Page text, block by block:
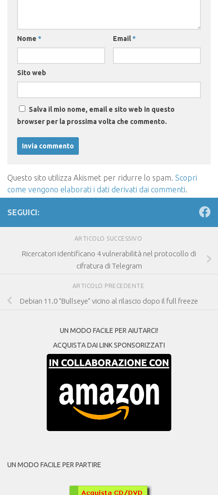
Nome * Email*
Sito web
Salva il mio nome, email e sito web in questo
browser per la prossima volta che commento.
Questo sito utilizza Akismet per ridurre lo spam. Scopri
come vengono elaborati i dati derivati dai commenti
SEGUICI:
ARTICOLO SUCCESSIVO
Ricercatori identificano 4 vulnerabilità nel protocollo di
cifratura di Telegram
ARTICOLO PRECEDENTE
Debian 11.0 “Bullseye” vicino al rilascio dopo il full freeze
UN MODO FACILE PER AIUTARCI!
ACQUISTA DAI LINK SPONSORIZZATI
UN MODO FACILE PER PARTIRE